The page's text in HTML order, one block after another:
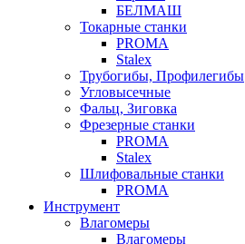
БЕЛМАШ
Токарные станки
PROMA
Stalex
Трубогибы, Профилегибы
Угловысечные
Фальц, Зиговка
Фрезерные станки
PROMA
Stalex
Шлифовальные станки
PROMA
Инструмент
Влагомеры
Влагомеры